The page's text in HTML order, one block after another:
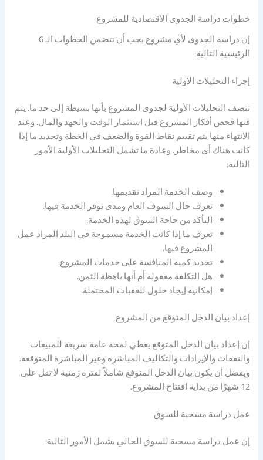
خطوات دراسة الجدوى الاقتصادية للمشروع
إن دراسة الجدوى لأي مشروع يجب أن تتضمن الخطوات الـ 6
الرئيسية التالية:
إجراء التحليلات الأولية
تتصف التحليلات الأولية لجدوى المشروع بأنها بسيطة إلى حد ما. يتم
فيها فحص أفكار المشروع قبل استثمار الوقت والجهد والمال. وعند
الانتهاء منها يتم تقييم نقاط القوة والضعف في الخطة وتحديد ما إذا
كانت هناك أي مخاطر. وعادة ما تشمل التحليلات الأولية الأمور
التالية:
وصف الخدمة المراد تقديمها.
تعرف حال السوف العام ومدى توفر الخدمة فيها.
التأكد من حاجة السوق لهذه الخدمة.
تعرف ما إذا كانت الخدمة مسموحة في البلد المراد عمل
المشروع فيها.
تحديد كمية المنافسة على خدمات المشروع.
هل التكلفة معقولة أم أنها باهظة الثمن.
إمكانية إيجاد حلول للعقبات المحتملة.
إعداد بيان الدخل المتوقع من المشروع
إن إعداد بيان الدخل المتوقع يعطي لمحة عامة سريعة للمبيعات
والنفقات والإيرادات والتكاليف المباشرة وغير المباشرة المتوقعة.
ويفضل أن يكون بيان الدخل المتوقع شاملاً لفترة زمنية لا تقل على
12 شهرًا من بداية افتتاح المشروع.
عمل دراسة مسحية للسوق
إن عمل دراسة مسحية للسوق الحالي يشمل الأمور التالية: